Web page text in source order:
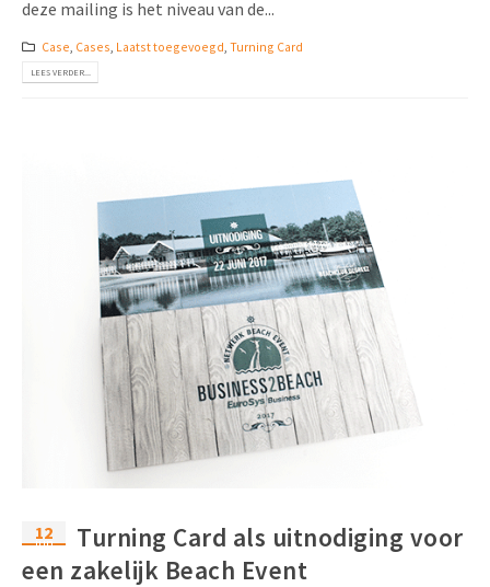
deze mailing is het niveau van de...
Case Cases Laatst toegevoegd Turning Card
LEES VERDER...
12
jun
Turning Card als uitnodiging voor
een zakelijk Beach Event